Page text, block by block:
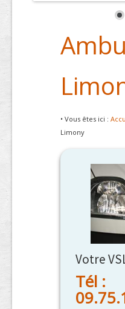
• Vous êtes ici :
Limony
Votre
Tél :